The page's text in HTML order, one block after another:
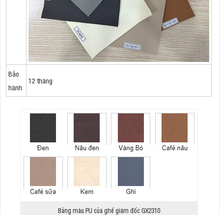
Bảo
hành
12 tháng
Bảng màu PU của ghế giám đốc GX2310